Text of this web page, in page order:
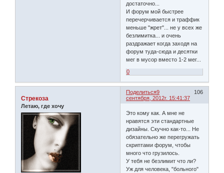
достаточно...
И форум мой быстрее
перечерчивается и траффик
меньше "жрет"... не у всех же
безлимитка... и очень
раздражает когда заходя на
форум туда-сюда и десятки
мег в мусор вместо 1-2 мег...
0
Поделиться 106
9
сентября, 2012г. 15:41:37
Стрекоза
Летаю, где хочу
Это кому как. А мне не
нравятся эти стандартные
дизайны. Скучно как-то... Не
обязательно же перегружать
скриптами форум, чтобы
много что грузилось.
У тебя не безлимит что ли?
Уж для человека, "больного"